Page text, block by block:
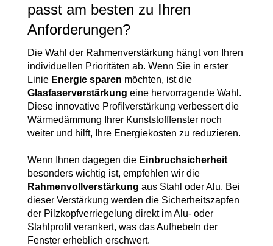
passt am besten zu Ihren
Anforderungen?
Die Wahl der Rahmenverstärkung hängt von Ihren
individuellen Prioritäten ab. Wenn Sie in erster
Linie Energie sparen möchten, ist die
Glasfaserverstärkung eine hervorragende Wahl.
Diese innovative Profilverstärkung verbessert die
Wärmedämmung Ihrer Kunststofffenster noch
weiter und hilft, Ihre Energiekosten zu reduzieren.
Wenn Ihnen dagegen die Einbruchsicherheit
besonders wichtig ist, empfehlen wir die
Rahmenvollverstärkung aus Stahl oder Alu. Bei
dieser Verstärkung werden die Sicherheitszapfen
der Pilzkopfverriegelung direkt im Alu- oder
Stahlprofil verankert, was das Aufhebeln der
Fenster erheblich erschwert.